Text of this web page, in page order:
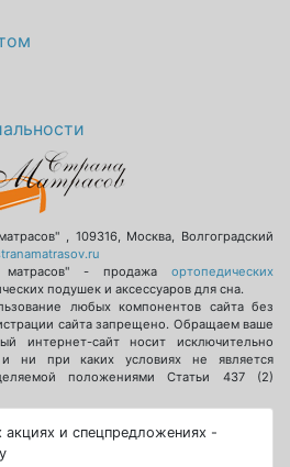
, 109316, Москва, Волгоградский
матрасов" - продажа ортопедических
подушек и аксессуаров для сна.
любых компонентов сайта без
сайта запрещено. Обращаем ваше
интернет-сайт носит исключительно
ни при каких условиях не является
положениями Статьи 437 (2)
акциях и спецпредложениях -